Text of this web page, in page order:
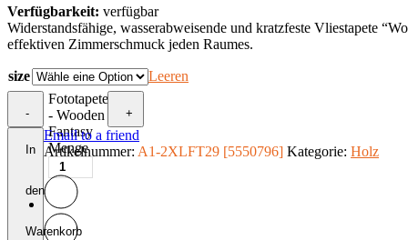
Verfügbarkeit: verfügbar
Widerstandsfähige, wasserabweisende und kratzfeste Vliestapete
effektiven Zimmerschmuck jeden Raumes.
size Leeren
-
Fototapete
- Wooden
Fantasy
Menge
+
In
den
Warenkorb
Email to a friend
Artikelnummer: A1-2XLFT29 [5550796] Kategorie: Holz